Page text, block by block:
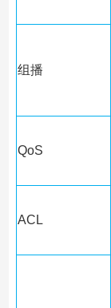
组播
QoS
ACL